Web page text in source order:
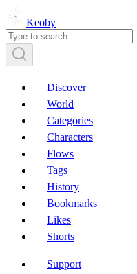
Keoby
Discover
World
Categories
Characters
Flows
Tags
History
Bookmarks
Likes
Shorts
Support